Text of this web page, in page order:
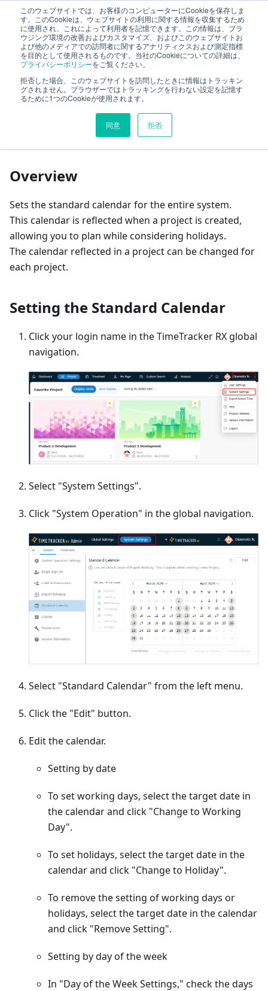
このウェブサイトでは、お客様のコンピューターにCookieを保存しま
す。このCookieは、ウェブサイトの利用に関する情報を収集するため
に使用され、これによって利用者を記憶できます。この情報は、ブラ
ウジング環境の改善およびカスタマイズ、およびこのウェブサイトお
よび他のメディアでの訪問者に関するアナリティクスおよび測定指標
を目的として使用されるものです。当社のCookieについての詳細は、
プライバシーポリシーをご覧ください。
拒否した場合、このウェブサイトを訪問したときに情報はトラッキン
グされません。ブラウザーではトラッキングを行わない設定を記憶す
るために1つのCookieが使用されます。
同意 拒否
TimeTracker Help
System Settings Setting the Standard Calendar
On this page
Setting the Standard
Overview
Sets the standard calendar for the entire system.
This calendar is reflected when a project is created,
allowing you to plan while considering holidays.
The calendar reflected in a project can be changed for
each project.
Setting the Standard Calendar
Click your login name in the TimeTracker RX global
navigation.
Select "System Settings".
Click "System Operation" in the global navigation.
Select "Standard Calendar" from the left menu.
Click the "Edit" button.
Edit the calendar.
Setting by date
To set working days, select the target date in
the calendar and click "Change to Working
Day".
To set holidays, select the target date in the
calendar and click "Change to Holiday".
To remove the setting of working days or
holidays, select the target date in the calendar
and click "Remove Setting".
Setting by day of the week
In "Day of the Week Settings," check the days